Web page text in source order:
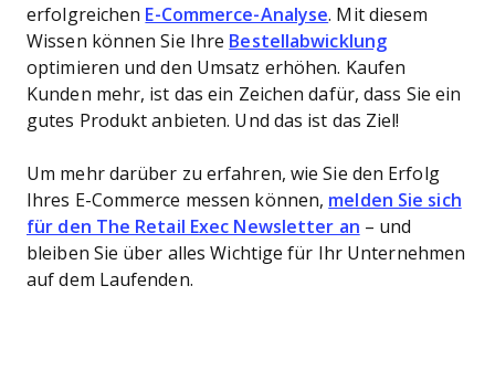
erfolgreichen E-Commerce-Analyse. Mit diesem
Wissen können Sie Ihre Bestellabwicklung
optimieren und den Umsatz erhöhen. Kaufen
Kunden mehr, ist das ein Zeichen dafür, dass Sie ein
gutes Produkt anbieten. Und das ist das Ziel!
Um mehr darüber zu erfahren, wie Sie den Erfolg
Ihres E-Commerce messen können, melden Sie sich
für den The Retail Exec Newsletter an – und
bleiben Sie über alles Wichtige für Ihr Unternehmen
auf dem Laufenden.